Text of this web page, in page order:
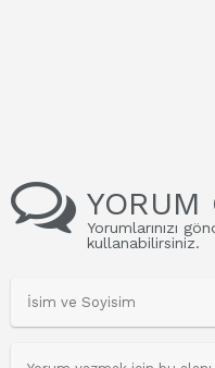
YORUM
Yorumlarınızı
kullanabilirsiniz.